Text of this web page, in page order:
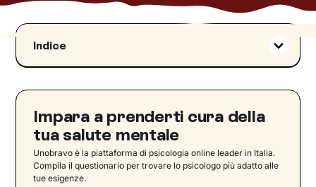
Indice
Che cos’è il transfert e cosa significa questo
Il transfert secondo Freud
Il transfert per i post freudiani e autori
contemporanei
Tipi di transfert
Impara a prenderti cura della
tua salute mentale
Unobravo è la piattaforma di psicologia online leader in Italia.
Compila il questionario per trovare lo psicologo più adatto alle
tue esigenze.